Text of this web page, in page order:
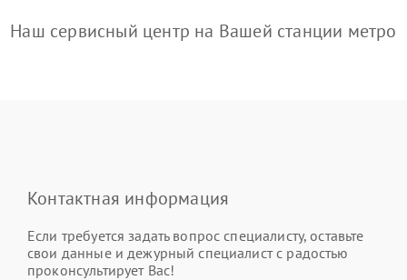
Наш сервисный центр на Вашей станции метро
Контактная информация
Если требуется задать вопрос специалисту, оставьте
свои данные и дежурный специалист с радостью
проконсультирует Вас!